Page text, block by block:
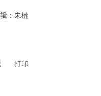
：朱楠
打印